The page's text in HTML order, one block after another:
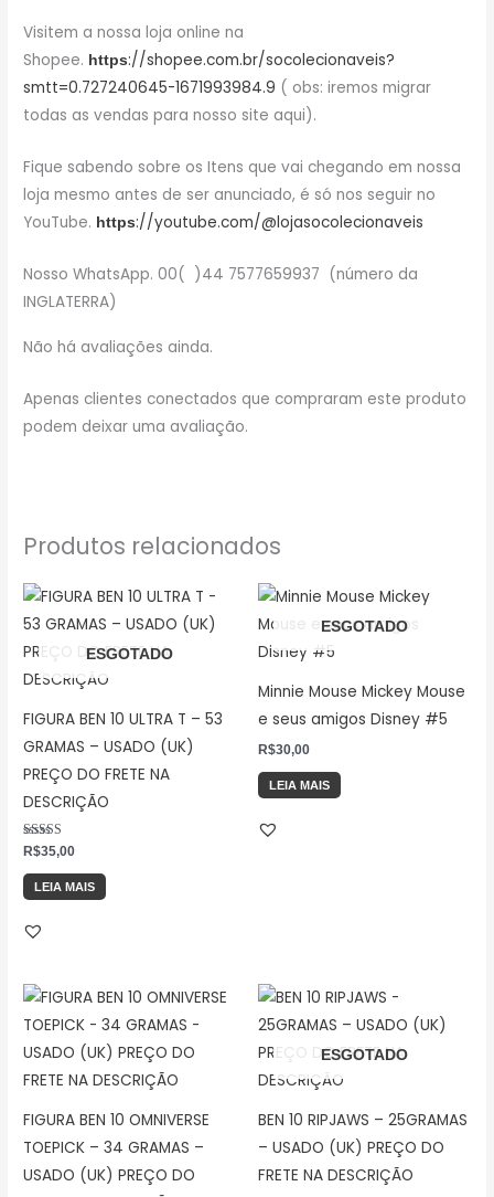
Visitem a nossa loja online na
Shopee. https://shopee.com.br/socolecionaveis?
smtt=0.727240645-1671993984.9 ( obs: iremos migrar
todas as vendas para nosso site aqui).
Fique sabendo sobre os Itens que vai chegando em nossa
loja mesmo antes de ser anunciado, é só nos seguir no
YouTube. https://youtube.com/@lojasocolecionaveis
Nosso WhatsApp. 00( )44 7577659937 (número da
INGLATERRA)
Não há avaliações ainda.
Apenas clientes conectados que compraram este produto
podem deixar uma avaliação.
Produtos relacionados
ESGOTADO
FIGURA BEN 10 ULTRA T – 53
GRAMAS – USADO (UK)
PREÇO DO FRETE NA
DESCRIÇÃO
Avaliação
5.00
de 5
R$35,00
LEIA MAIS
ESGOTADO
Minnie Mouse Mickey Mouse
e seus amigos Disney #5
R$30,00
LEIA MAIS
FIGURA BEN 10 OMNIVERSE
TOEPICK – 34 GRAMAS –
USADO (UK) PREÇO DO
ESGOTADO
BEN 10 RIPJAWS – 25GRAMAS
– USADO (UK) PREÇO DO
FRETE NA DESCRIÇÃO